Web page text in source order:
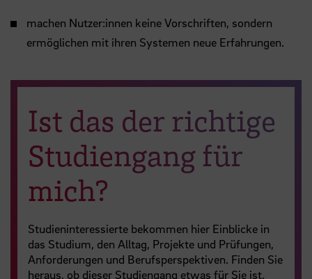
machen Nutzer:innen keine Vorschriften, sondern
ermöglichen mit ihren Systemen neue Erfahrungen.
Ist das der richtige
Studien­gang für
mich?
Studieninteressierte bekommen hier Einblicke in
das Studium, den Alltag, Projekte und Prüfungen,
Anforderungen und Berufsperspektiven. Finden Sie
heraus, ob dieser Studiengang etwas für Sie ist.